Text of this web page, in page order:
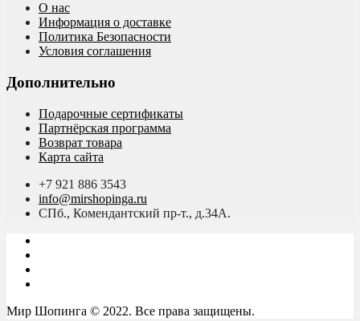
О нас
Информация о доставке
Политика Безопасности
Условия соглашения
Дополнительно
Подарочные сертификаты
Партнёрская программа
Возврат товара
Карта сайта
+7 921 886 3543
info@mirshopinga.ru
СПб., Комендантский пр-т., д.34А.
Мир Шопинга © 2022. Все права защищены.